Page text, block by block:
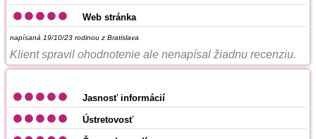
Web stránka
napísaná 19/10/23 rodinou z Bratislava
Klient spravil ohodnotenie ale nenapísal žiadnu recenziu.
Jasnosť informácií
Ústretovosť